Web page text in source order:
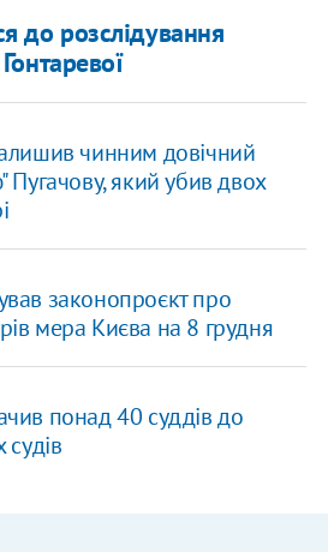
до розслідування
чинним довічний
Пугачову, який убив двох
законопроєкт про
мера Києва на 8 грудня
понад 40 суддів до
судів